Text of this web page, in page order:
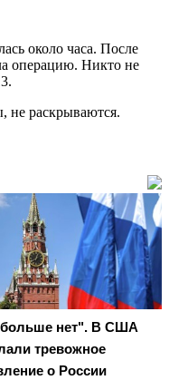
около часа. После
операцию. Никто не
не раскрываются.
нет". В США
тревожное
о России